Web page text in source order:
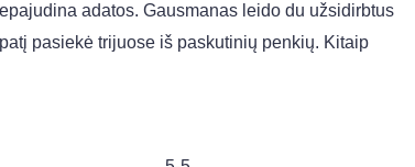
adatos. Gausmanas leido du užsidirbtus
pasiekė trijuose iš paskutinių penkių. Kitaip